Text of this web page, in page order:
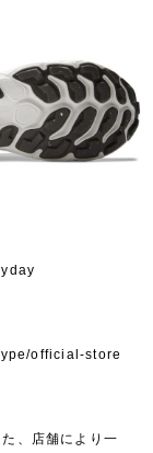
official-store
、店舗により一